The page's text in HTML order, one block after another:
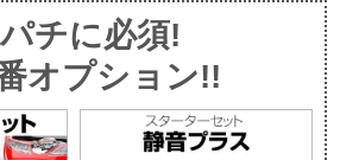
チに必須!
オプション!!